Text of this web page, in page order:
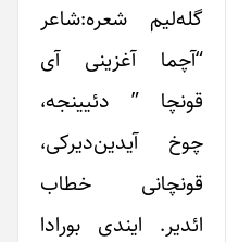
گله‌لیم شعره:شاعر
“آچما آغزینی آی
قونچا ” دئیینجه،
چوخ آیدین‌دیرکی،
قونچانی خطاب
ائدیر. ایندی بورادا